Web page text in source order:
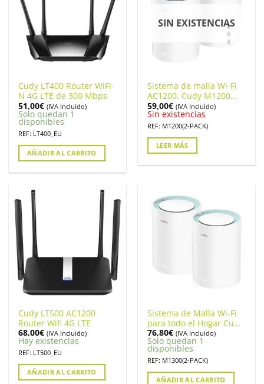
Cudy LT400 Router WiFi-
N 4G LTE de 300 Mbps
51,00€ (IVA Incluido)
Solo quedan 1
disponibles
REF: LT400_EU
AÑADIR AL CARRITO
SIN EXISTENCIAS
Sistema de malla Wi-Fi
AC1200. Cudy M1200
Pack de 2 unidades.
M1200(2-PACK)
59,00€ (IVA Incluido)
Sin existencias
REF: M1200(2-PACK)
LEER MÁS
Cudy LT500 AC1200
Router Wifi 4G LTE
68,00€ (IVA Incluido)
Hay existencias
REF: LT500_EU
AÑADIR AL CARRITO
Sistema de Malla Wi-Fi
para todo el Hogar Cudy
M1300 (pack 2
unidades). M1300(2-
PACK)
76,80€ (IVA Incluido)
Solo quedan 1
disponibles
REF: M1300(2-PACK)
AÑADIR AL CARRITO